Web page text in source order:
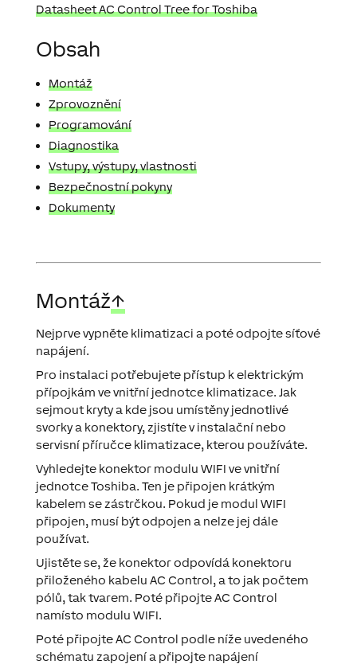
Datasheet AC Control Tree for Toshiba
Obsah
Montáž
Zprovoznění
Programování
Diagnostika
Vstupy, výstupy, vlastnosti
Bezpečnostní pokyny
Dokumenty
Montáž↑
Nejprve vypněte klimatizaci a poté odpojte síťové
napájení.
Pro instalaci potřebujete přístup k elektrickým
přípojkám ve vnitřní jednotce klimatizace. Jak
sejmout kryty a kde jsou umístěny jednotlivé
svorky a konektory, zjistíte v instalační nebo
servisní příručce klimatizace, kterou používáte.
Vyhledejte konektor modulu WIFI ve vnitřní
jednotce Toshiba. Ten je připojen krátkým
kabelem se zástrčkou. Pokud je modul WIFI
připojen, musí být odpojen a nelze jej dále
používat.
Ujistěte se, že konektor odpovídá konektoru
přiloženého kabelu AC Control, a to jak počtem
pólů, tak tvarem. Poté připojte AC Control
namísto modulu WIFI.
Poté připojte AC Control podle níže uvedeného
schématu zapojení a připojte napájení